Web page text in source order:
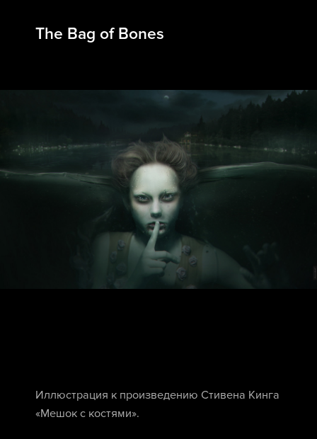
The Bag of Bones
Иллюстрация к произведению Стивена Кинга
«Мешок с костями».